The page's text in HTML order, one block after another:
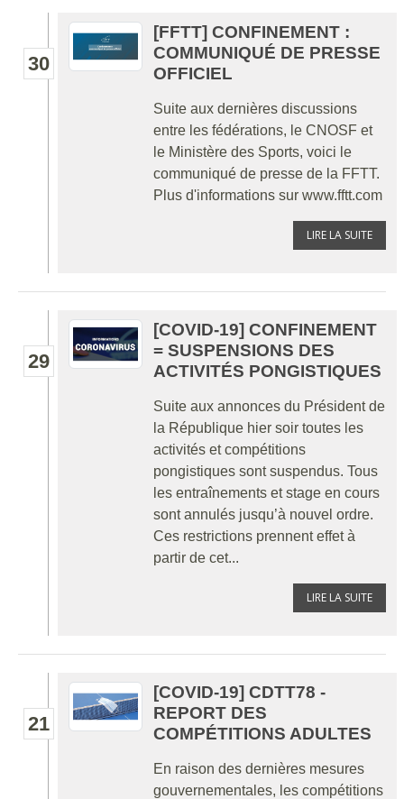
30
[FFTT] CONFINEMENT :
COMMUNIQUÉ DE PRESSE
OFFICIEL
Suite aux dernières discussions
entre les fédérations, le CNOSF et
le Ministère des Sports, voici le
communiqué de presse de la FFTT.
Plus d'informations sur www.fftt.com
LIRE LA SUITE
29
[COVID-19] CONFINEMENT
= SUSPENSIONS DES
ACTIVITÉS PONGISTIQUES
Suite aux annonces du Président de
la République hier soir toutes les
activités et compétitions
pongistiques sont suspendus. Tous
les entraînements et stage en cours
sont annulés jusqu’à nouvel ordre.
Ces restrictions prennent effet à
partir de cet...
LIRE LA SUITE
21
[COVID-19] CDTT78 -
REPORT DES
COMPÉTITIONS ADULTES
En raison des dernières mesures
gouvernementales, les compétitions